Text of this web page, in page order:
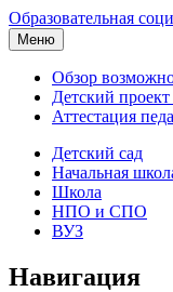
Образовательная
Меню
Обзор
Детский
Аттестация
Детский сад
Начальная
Школа
НПО и СПО
ВУЗ
Навигация